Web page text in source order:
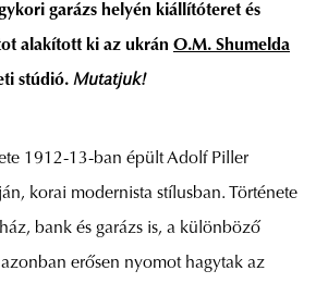
garázs helyén kiállítóteret és
alakított ki az ukrán O.M. Shumelda
stúdió. Mutatjuk!
1912-13-ban épült Adolf Piller
korai modernista stílusban. Története
bank és garázs is, a különböző
erősen nyomot hagytak az